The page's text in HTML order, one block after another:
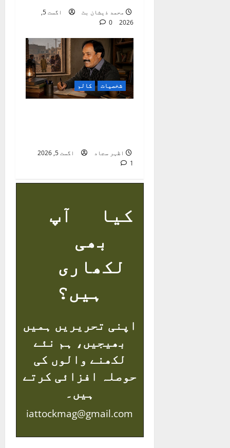
محمد ذیشان بٹ
اگست 5,
2026
0
شخصیات کالم
اظہر سجاد
اگست 5, 2026
1
کیا آپ
بھی
لکھاری
ہیں؟
اپنی تحریریں ہمیں
بھیجیں، ہم نئے
لکھنے والوں کی
حوصلہ افزائی کرتے
ہیں۔
iattockmag@gmail.com